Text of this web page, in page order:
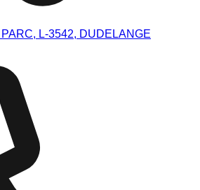
L-3542, DUDELANGE